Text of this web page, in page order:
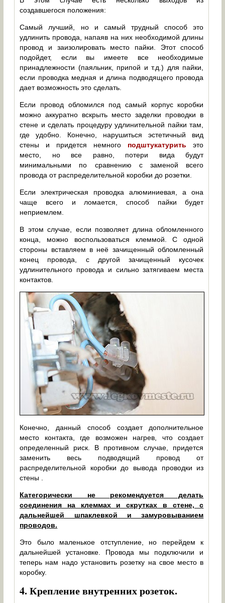
создавшегося положения:
Самый лучший, но и самый трудный способ это
удлинить провода, напаяв на них необходимой длины
провод и заизолировать место пайки. Этот способ
подойдет, если вы имеете все необходимые
принадлежности (паяльник, припой и т.д.) для пайки,
если проводка медная и длина подводящего провода
дает возможность это сделать.
Если провод обломился под самый корпус коробки
можно аккуратно вскрыть место заделки проводки в
стене и сделать процедуру удлинительной пайки там,
где удобно. Конечно, нарушиться эстетичный вид
стены и придется немного подштукатурить это
место, но все равно, потери вида будут
минимальными по сравнению с заменой всего
провода от распределительной коробки до розетки.
Если электрическая проводка алюминиевая, а она
чаще всего и ломается, способ пайки будет
неприемлем.
В этом случае, если позволяет длина обломленного
конца, можно воспользоваться клеммой. С одной
стороны вставляем в неё зачищенный обломленный
конец провода, с другой зачищенный кусочек
удлинительного провода и сильно затягиваем места
контактов.
Конечно, данный способ создает дополнительное
место контакта, где возможен нагрев, что создает
определенный риск. В противном случае, придется
заменить весь подводящий провод от
распределительной коробки до вывода проводки из
стены .
Категорически не рекомендуется делать
соединения на клеммах и скрутках в стене, с
дальнейшей шпаклевкой и замуровыванием
проводов.
Это было маленькое отступление, но перейдем к
дальнейшей установке. Провода мы подключили и
теперь нам надо установить розетку на свое место в
коробку.
4.Крепление внутренних розеток.